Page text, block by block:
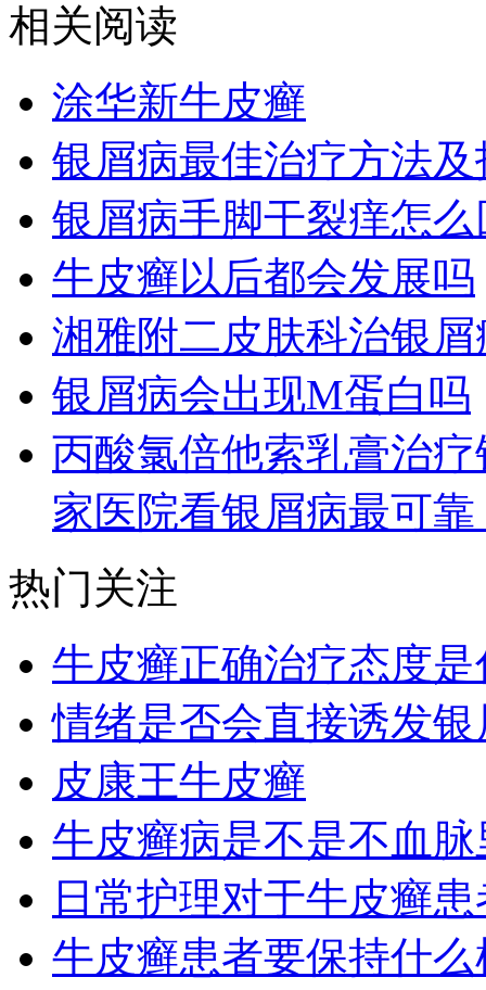
相关阅读
涂华新牛皮癣
银屑病最佳治疗方法及
银屑病手脚干裂痒怎么
牛皮癣以后都会发展吗
湘雅附二皮肤科治银
银屑病会出现M蛋白吗
丙酸氯倍他索乳膏治
家医院看银屑病最可靠
热门关注
牛皮癣正确治疗态度是
情绪是否会直接诱发银
皮康王牛皮癣
牛皮癣病是不是不血
日常护理对于牛皮癣
牛皮癣患者要保持什